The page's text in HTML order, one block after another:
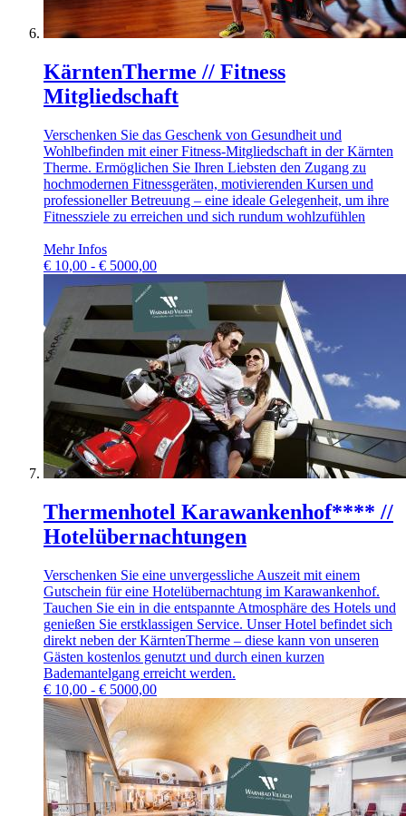
KärntenTherme // Fitness
Mitgliedschaft
Verschenken Sie das Geschenk von Gesundheit und
Wohlbefinden mit einer Fitness-Mitgliedschaft in der Kärnten
Therme. Ermöglichen Sie Ihren Liebsten den Zugang zu
hochmodernen Fitnessgeräten, motivierenden Kursen und
professioneller Betreuung – eine ideale Gelegenheit, um ihre
Fitnessziele zu erreichen und sich rundum wohlzufühlen
Mehr Infos
€ 10,00 - € 5000,00
Thermenhotel Karawankenhof**** //
Hotelübernachtungen
Verschenken Sie eine unvergessliche Auszeit mit einem
Gutschein für eine Hotelübernachtung im Karawankenhof.
Tauchen Sie ein in die entspannte Atmosphäre des Hotels und
genießen Sie erstklassigen Service. Unser Hotel befindet sich
direkt neben der KärntenTherme – diese kann von unseren
Gästen kostenlos genutzt und durch einen kurzen
Bademantelgang erreicht werden.
€ 10,00 - € 5000,00